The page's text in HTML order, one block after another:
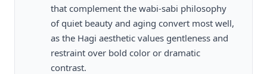
that complement the wabi-sabi philosophy
of quiet beauty and aging convert most well,
as the Hagi aesthetic values gentleness and
restraint over bold color or dramatic
contrast.